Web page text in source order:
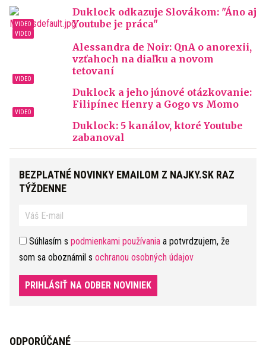
Duklock odkazuje Slovákom: "Áno aj
Youtube je práca"
Alessandra de Noir: QnA o anorexii,
vzťahoch na diaľku a novom
tetovaní
Duklock a jeho júnové otázkovanie:
Filipínec Henry a Gogo vs Momo
Duklock: 5 kanálov, ktoré Youtube
zabanoval
BEZPLATNÉ NOVINKY EMAILOM Z NAJKY.SK RAZ
TÝŽDENNE
Súhlasím s podmienkami používania a potvrdzujem, že
som sa oboznámil s ochranou osobných údajov
PRIHLÁSIŤ NA ODBER NOVINIEK
ODPORÚČANÉ